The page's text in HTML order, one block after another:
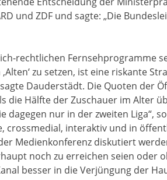
und ZDF und sagte: „Die
rechtlichen Fernsehprogramme
zu setzen, ist eine riskante
Dauderstädt. Die Quoten der
Hälfte der Zuschauer im Alter
dagegen nur in der zweiten Liga“,
crossmedial, interaktiv und in
Medienkonferenz diskutiert
noch zu erreichen seien oder
besser in die Verjüngung der